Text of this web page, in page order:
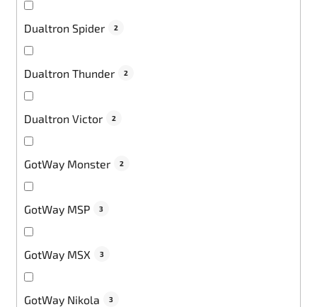
Dualtron Spider 2
Dualtron Thunder 2
Dualtron Victor 2
GotWay Monster 2
GotWay MSP 3
GotWay MSX 3
GotWay Nikola 3